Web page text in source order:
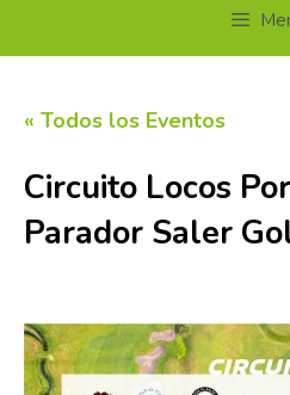
« Todos los Eventos
Circuito Locos
Parador Saler